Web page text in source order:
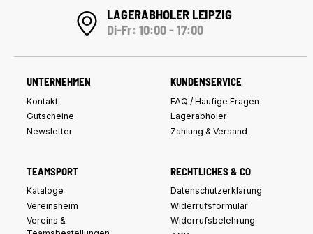
LAGERABHOLER LEIPZIG
Di-Fr: 10:00 - 17:00
UNTERNEHMEN
Kontakt
Gutscheine
Newsletter
KUNDENSERVICE
FAQ / Häufige Fragen
Lagerabholer
Zahlung & Versand
TEAMSPORT
Kataloge
Vereinsheim
Vereins &
RECHTLICHES & CO
Datenschutzerklärung
Widerrufsformular
Widerrufsbelehrung